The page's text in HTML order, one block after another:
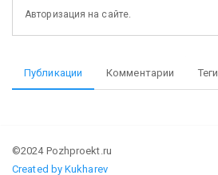
Авторизация на сайте.
Публикации Комментарии Теги
©2024 Pozhproekt.ru
Created by Kukharev